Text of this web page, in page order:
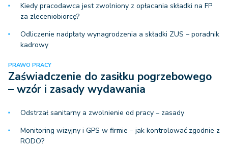
Kiedy pracodawca jest zwolniony z opłacania składki na FP
za zleceniobiorcę?
Odliczenie nadpłaty wynagrodzenia a składki ZUS – poradnik
kadrowy
PRAWO PRACY
Zaświadczenie do zasiłku pogrzebowego
– wzór i zasady wydawania
Odstrzał sanitarny a zwolnienie od pracy – zasady
Monitoring wizyjny i GPS w firmie – jak kontrolować zgodnie z
RODO?